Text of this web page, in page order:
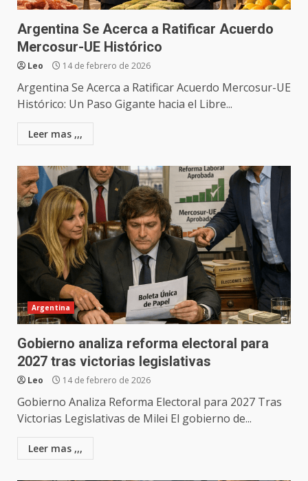
Argentina Se Acerca a Ratificar Acuerdo
Mercosur-UE Histórico
Leo 14 de febrero de 2026
Argentina Se Acerca a Ratificar Acuerdo Mercosur-UE
Histórico: Un Paso Gigante hacia el Libre...
Leer mas ,,,
Argentina
Gobierno analiza reforma electoral para
2027 tras victorias legislativas
Leo 14 de febrero de 2026
Gobierno Analiza Reforma Electoral para 2027 Tras
Victorias Legislativas de Milei El gobierno de...
Leer mas ,,,